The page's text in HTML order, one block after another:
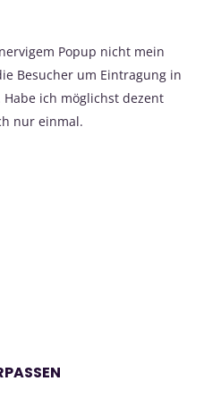
Popup nicht mein
Besucher um Eintragung in
ich möglichst dezent
nur einmal.